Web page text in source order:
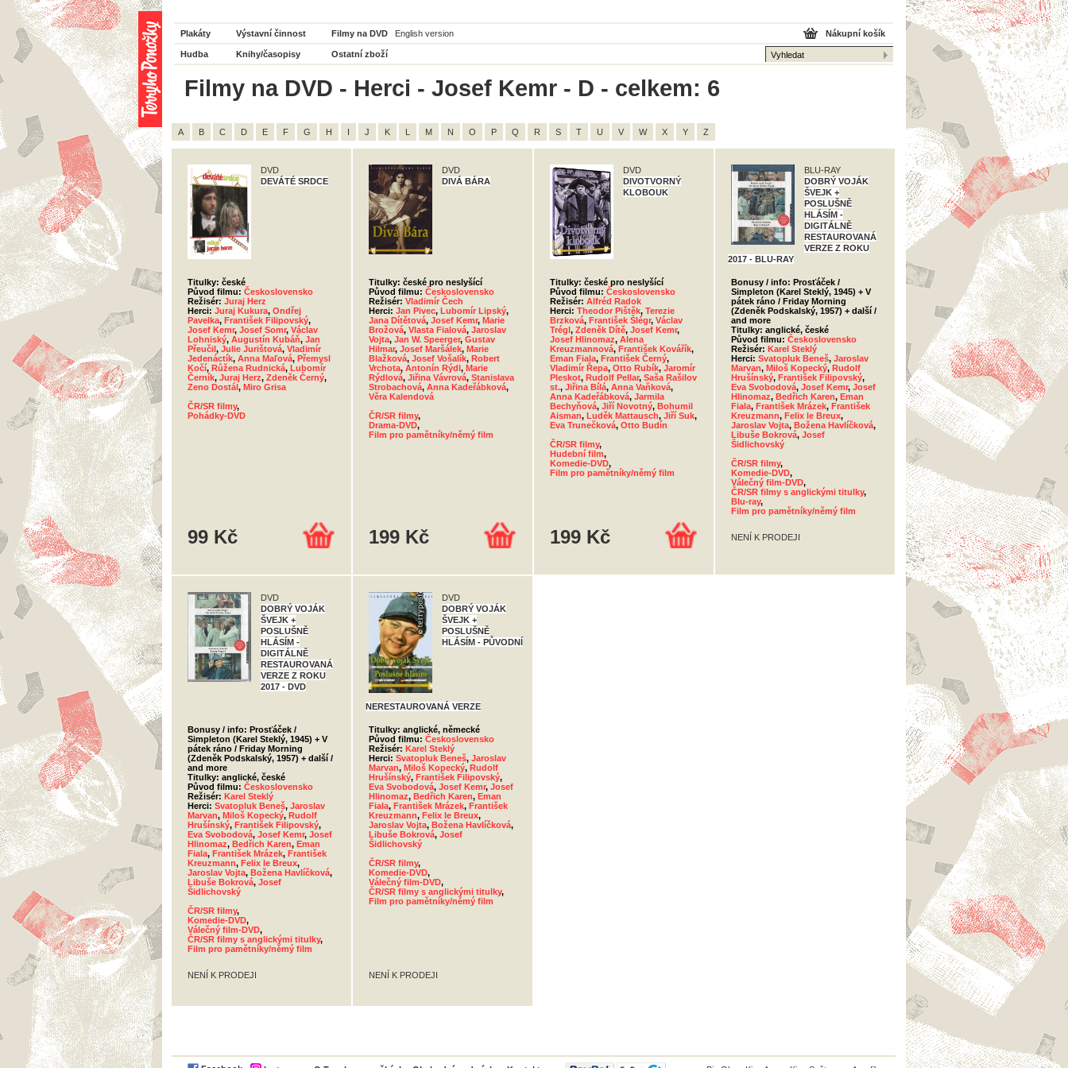
Plakáty Výstavní činnost Filmy na DVD English version
Hudba Knihy/časopisy Ostatní zboží
Nákupní košík
Filmy na DVD - Herci - Josef Kemr - D - celkem: 6
A B C D E F G H I J K L M N O P Q R S T U V W X Y Z
DVD
DEVÁTÉ SRDCE
Titulky: české
Původ filmu: Československo
Režisér: Juraj Herz
Herci: Juraj Kukura, Ondřej
Pavelka, František Filipovský,
Josef Kemr, Josef Somr, Václav
Lohniský, Augustín Kubáň, Jan
Přeučil, Julie Jurištová, Vladimír
Jedenáctík, Anna Maľová, Přemysl
Kočí, Růžena Rudnická, Lubomír
Černík, Juraj Herz, Zdeněk Černý,
Zeno Dostál, Miro Grisa
ČR/SR filmy,
Pohádky-DVD
99 Kč
DVD
DIVÁ BÁRA
Titulky: české pro neslyšící
Původ filmu: Československo
Režisér: Vladimír Čech
Herci: Jan Pivec, Lubomír Lipský,
Jana Dítětová, Josef Kemr, Marie
Brožová, Vlasta Fialová, Jaroslav
Vojta, Jan W. Speerger, Gustav
Hilmar, Josef Maršálek, Marie
Blažková, Josef Vošalík, Robert
Vrchota, Antonín Rýdl, Marie
Rýdlová, Jiřina Vávrová, Stanislava
Strobachová, Anna Kadeřábková,
Věra Kalendová
ČR/SR filmy,
Drama-DVD,
Film pro pamětníky/němý film
199 Kč
DVD
DIVOTVORNÝ
KLOBOUK
Titulky: české pro neslyšící
Původ filmu: Československo
Režisér: Alfréd Radok
Herci: Theodor Pištěk, Terezie
Brzková, František Šlégr, Václav
Trégl, Zdeněk Dítě, Josef Kemr,
Josef Hlinomaz, Alena
Kreuzmannová, František Kovářík,
Eman Fiala, František Černý,
Vladimír Řepa, Otto Rubík, Jaromír
Pleskot, Rudolf Pellar, Saša Rašilov
st., Jiřina Bílá, Anna Vaňková,
Anna Kadeřábková, Jarmila
Bechyňová, Jiří Novotný, Bohumil
Aisman, Luděk Mattausch, Jiří Suk,
Eva Trunečková, Otto Budín
ČR/SR filmy,
Hudební film,
Komedie-DVD,
Film pro pamětníky/němý film
199 Kč
BLU-RAY
DOBRÝ VOJÁK
ŠVEJK +
POSLUŠNĚ
HLÁSÍM -
DIGITÁLNĚ
RESTAUROVANÁ
VERZE Z ROKU
2017 - BLU-RAY
Bonusy / info: Prosťáček /
Simpleton (Karel Steklý, 1945) + V
pátek ráno / Friday Morning
(Zdeněk Podskalský, 1957) + další /
and more
Titulky: anglické, české
Původ filmu: Československo
Režisér: Karel Steklý
Herci: Svatopluk Beneš, Jaroslav
Marvan, Miloš Kopecký, Rudolf
Hrušínský, František Filipovský,
Eva Svobodová, Josef Kemr, Josef
Hlinomaz, Bedřich Karen, Eman
Fiala, František Mrázek, František
Kreuzmann, Felix le Breux,
Jaroslav Vojta, Božena Havlíčková,
Libuše Bokrová, Josef
Šidlichovský
ČR/SR filmy,
Komedie-DVD,
Válečný film-DVD,
ČR/SR filmy s anglickými titulky,
Blu-ray,
Film pro pamětníky/němý film
NENÍ K PRODEJI
DVD
DOBRÝ VOJÁK
ŠVEJK +
POSLUŠNĚ
HLÁSÍM -
DIGITÁLNĚ
RESTAUROVANÁ
VERZE Z ROKU
2017 - DVD
Bonusy / info: Prosťáček /
Simpleton (Karel Steklý, 1945) + V
pátek ráno / Friday Morning
(Zdeněk Podskalský, 1957) + další /
and more
Titulky: anglické, české
Původ filmu: Československo
Režisér: Karel Steklý
Herci: Svatopluk Beneš, Jaroslav
Marvan, Miloš Kopecký, Rudolf
Hrušínský, František Filipovský,
Eva Svobodová, Josef Kemr, Josef
Hlinomaz, Bedřich Karen, Eman
Fiala, František Mrázek, František
Kreuzmann, Felix le Breux,
Jaroslav Vojta, Božena Havlíčková,
Libuše Bokrová, Josef
Šidlichovský
ČR/SR filmy,
Komedie-DVD,
Válečný film-DVD,
ČR/SR filmy s anglickými titulky,
Film pro pamětníky/němý film
NENÍ K PRODEJI
DVD
DOBRÝ VOJÁK
ŠVEJK +
POSLUŠNĚ
HLÁSÍM - PŮVODNÍ
NERESTAUROVANÁ VERZE
Titulky: anglické, německé
Původ filmu: Československo
Režisér: Karel Steklý
Herci: Svatopluk Beneš, Jaroslav
Marvan, Miloš Kopecký, Rudolf
Hrušínský, František Filipovský,
Eva Svobodová, Josef Kemr, Josef
Hlinomaz, Bedřich Karen, Eman
Fiala, František Mrázek, František
Kreuzmann, Felix le Breux,
Jaroslav Vojta, Božena Havlíčková,
Libuše Bokrová, Josef
Šidlichovský
ČR/SR filmy,
Komedie-DVD,
Válečný film-DVD,
ČR/SR filmy s anglickými titulky,
Film pro pamětníky/němý film
NENÍ K PRODEJI